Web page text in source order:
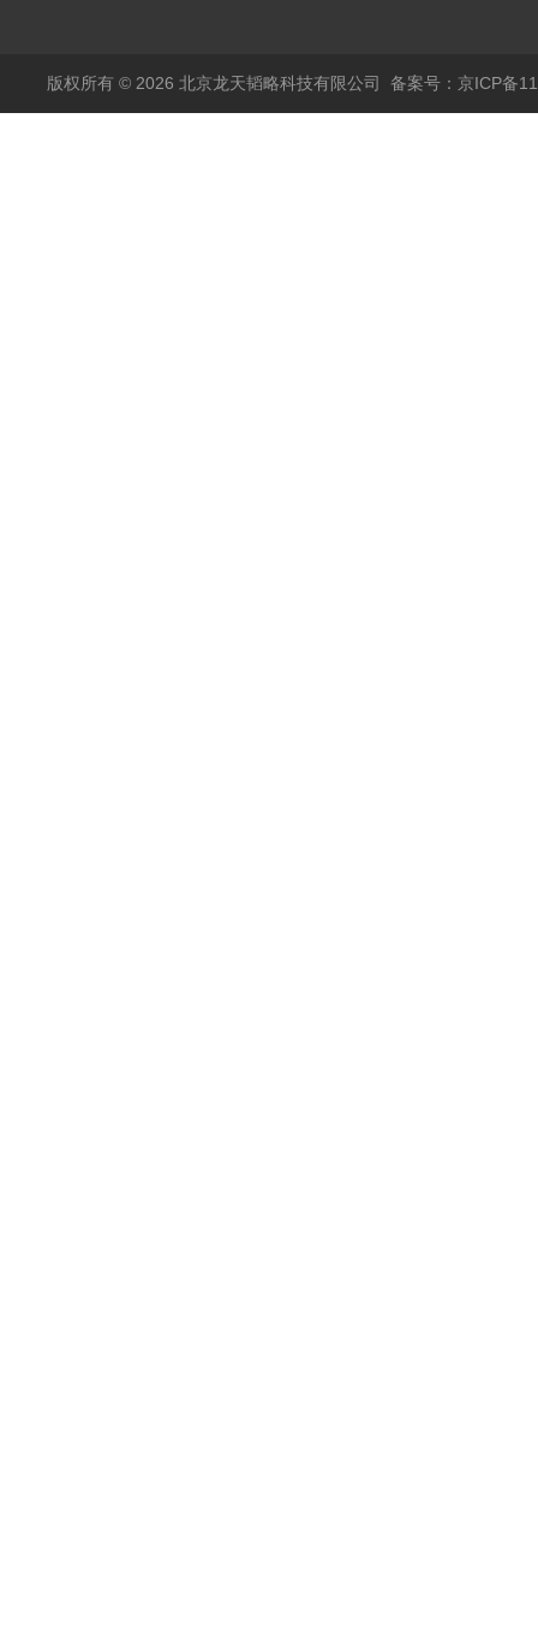
包邮
版权所有 © 2026 北京龙天韬略科技有限公司 备案号：京ICP备